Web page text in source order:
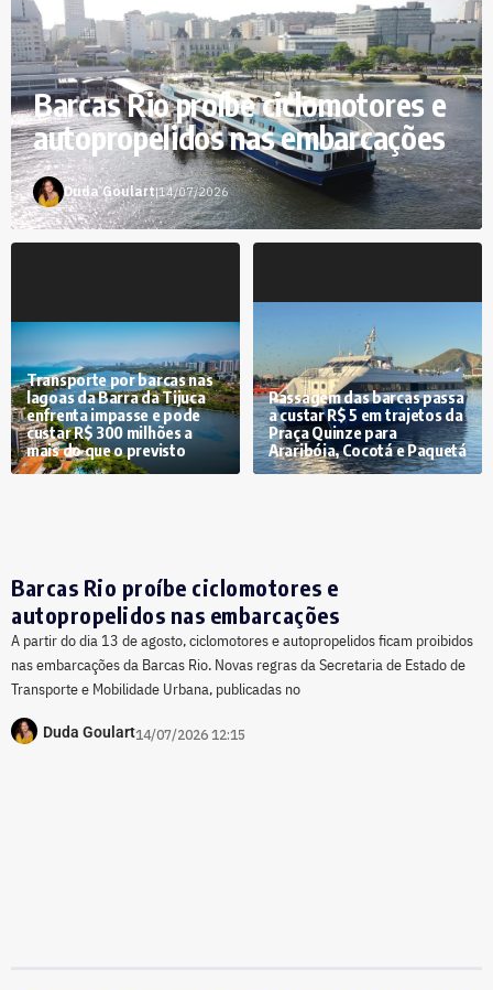
Barcas Rio proíbe ciclomotores e
autopropelidos nas embarcações
Duda Goulart|14/07/2026
Transporte por barcas nas
lagoas da Barra da Tijuca
enfrenta impasse e pode
custar R$ 300 milhões a
mais do que o previsto
Passagem das barcas passa
a custar R$ 5 em trajetos da
Praça Quinze para
Araribóia, Cocotá e Paquetá
Barcas Rio proíbe ciclomotores e
autopropelidos nas embarcações
A partir do dia 13 de agosto, ciclomotores e autopropelidos ficam proibidos
nas embarcações da Barcas Rio. Novas regras da Secretaria de Estado de
Transporte e Mobilidade Urbana, publicadas no
Duda Goulart14/07/2026 12:15